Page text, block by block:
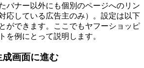
バナー以外にも個別のページへのリン
応している広告主のみ）。設定は以下
ができます。ここでもヤフーショッピ
を例にとって説明します。
成画面に進む